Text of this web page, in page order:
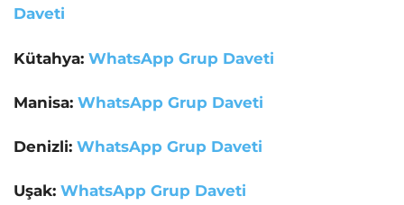
Daveti
Kütahya: WhatsApp Grup Daveti
Manisa: WhatsApp Grup Daveti
Denizli: WhatsApp Grup Daveti
Uşak: WhatsApp Grup Daveti